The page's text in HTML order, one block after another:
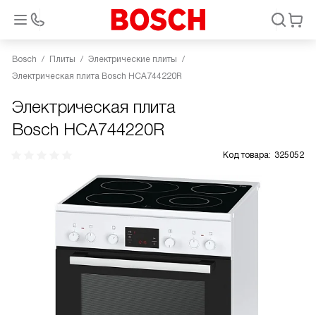
Bosch Плиты
Электрические плиты
Электрическая плита Bosch HCA744220R
Электрическая плита
Bosch HCA744220R
Код товара: 325052